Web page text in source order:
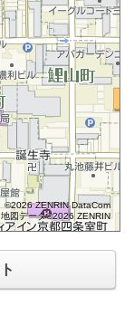
©2026 ZENRIN DataCom
地図データ©2026 ZENRIN